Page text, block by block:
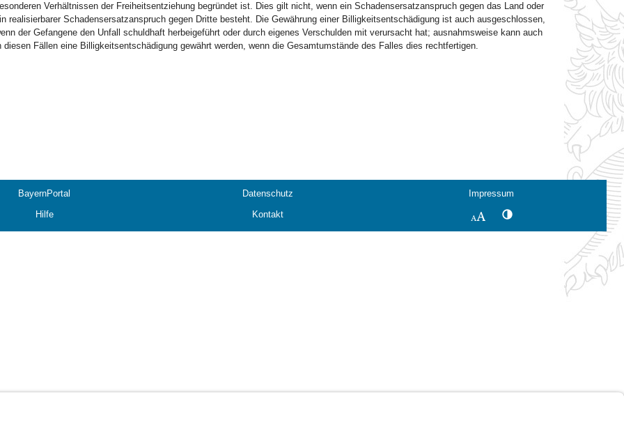
Verhältnissen der Freiheitsentziehung begründet ist. Dies gilt nicht, wenn ein Schadensersatzanspruch gegen das Land oder
realisierbarer Schadensersatzanspruch gegen Dritte besteht. Die Gewährung einer Billigkeitsentschädigung ist auch ausgeschlossen,
der Gefangene den Unfall schuldhaft herbeigeführt oder durch eigenes Verschulden mit verursacht hat; ausnahmsweise kann auch
diesen Fällen eine Billigkeitsentschädigung gewährt werden, wenn die Gesamtumstände des Falles dies rechtfertigen.
BayernPortal Datenschutz
Impressum
Hilfe Kontakt SchriftgrößeKontrastwechsel